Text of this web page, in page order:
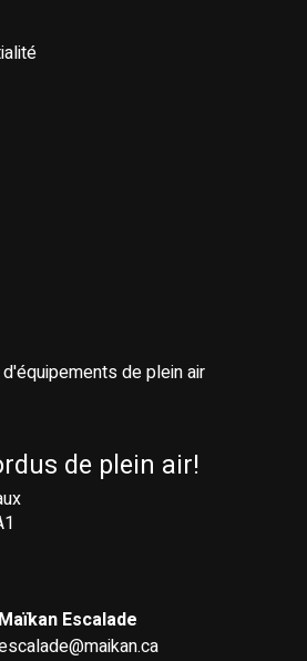
de plein air
de plein air!
Maïkan Escalade